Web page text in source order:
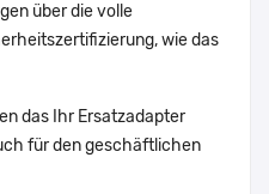
über die volle
wie das
das Ihr Ersatzadapter
für den geschäftlichen